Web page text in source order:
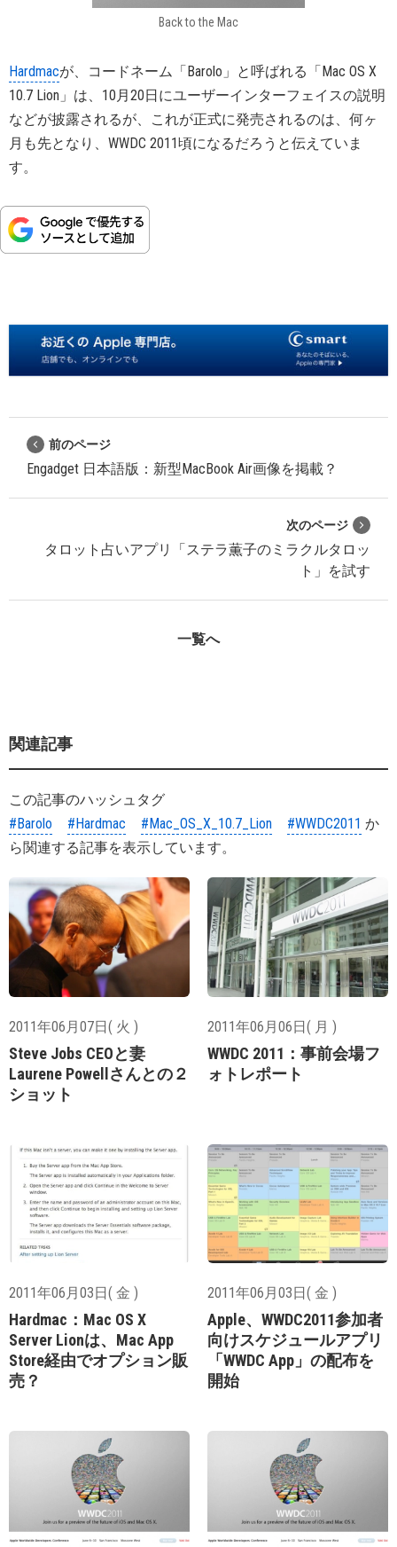
Back to the Mac
Hardmacが、コードネーム「Barolo」と呼ばれる「Mac OS X
10.7 Lion」は、10月20日にユーザーインターフェイスの説明
などが披露されるが、これが正式に発売されるのは、何ヶ
月も先となり、WWDC 2011頃になるだろうと伝えていま
す。
前のページ
Engadget 日本語版：新型MacBook Air画像を掲載？
次のページ
タロット占いアプリ「ステラ薫子のミラクルタロッ
ト」を試す
一覧へ
関連記事
この記事のハッシュタグ
#Barolo
#Hardmac #Mac_OS_X_10.7_Lion #WWDC2011 か
ら関連する記事を表示しています。
2011年06月07日( 火 )
Steve Jobs CEOと妻
Laurene Powellさんとの２
ショット
2011年06月06日( 月 )
WWDC 2011：事前会場フ
ォトレポート
2011年06月03日( 金 )
Hardmac：Mac OS X
Server Lionは、Mac App
Store経由でオプション販
売？
2011年06月03日( 金 )
Apple、WWDC2011参加者
向けスケジュールアプリ
「WWDC App」の配布を
開始